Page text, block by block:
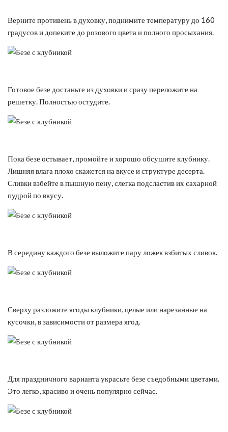
Верните противень в духовку, поднимите температуру до 160
градусов и допеките до розового цвета и полного просыхания.
Готовое безе достаньте из духовки и сразу переложите на
решетку. Полностью остудите.
Пока безе остывает, промойте и хорошо обсушите клубнику.
Лишняя влага плохо скажется на вкусе и структуре десерта.
Сливки взбейте в пышную пену, слегка подсластив их сахарной
пудрой по вкусу.
В середину каждого безе выложите пару ложек взбитых сливок.
Сверху разложите ягоды клубники, целые или нарезанные на
кусочки, в зависимости от размера ягод.
Для праздничного варианта украсьте безе съедобными цветами.
Это легко, красиво и очень популярно сейчас.